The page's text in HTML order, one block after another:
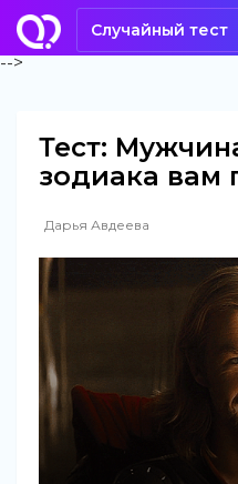
Случайный тест
-->
Тест:
зодиака вам
Дарья Авдеева